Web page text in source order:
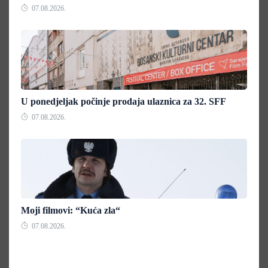
07.08.2026.
U ponedjeljak počinje prodaja ulaznica za 32. SFF
07.08.2026.
Moji filmovi: “Kuća zla“
07.08.2026.